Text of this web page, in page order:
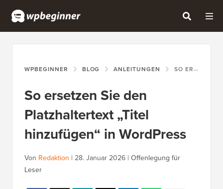
WPBEGINNER BLOG ANLEITUNGEN SO ERSETZEN SIE DEN PLATZHALTERTEXT „TITEL HINZUFÜGEN“ IN WORDPRESS
So ersetzen Sie den
Platzhaltertext „Titel
hinzufügen“ in WordPress
Von Redaktion | 28. Januar 2026 | Offenlegung für
Leser